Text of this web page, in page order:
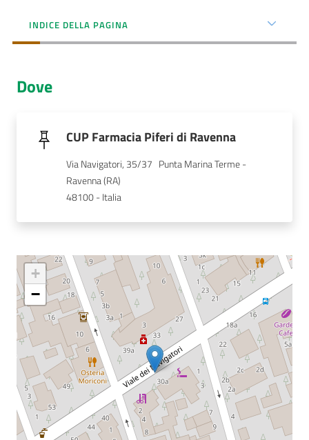
Menu selezionato
AUSL
a...
Bandi
e
Concorsi
Seguici
su
INDICE DELLA PAGINA
Dove
CUP Farmacia Piferi di Ravenna
Via Navigatori, 35/37   Punta Marina Terme -
Ravenna (RA)
48100 - Italia
+
−